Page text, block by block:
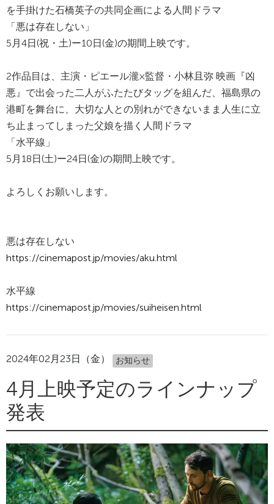
を手掛けた石橋英子の共同企画による人間ドラマ
「悪は存在しない」
5月4日(祝・土)ー10日(金)の期間上映です。
2作品目は、主演・ピエール瀧×監督・小林且弥 映画『凶
悪』で出会った二人がふたたびタッグを組んだ、福島県の
港町を舞台に、大切な人との別れができないまま人生に立
ち止まってしまった父娘を描く人間ドラマ
「水平線」
5月18日(土)ー24日(金)の期間上映です。
よろしくお願いします。
悪は存在しない
https://cinemapost.jp/movies/aku.html
水平線
https://cinemapost.jp/movies/suiheisen.html
2024年02月23日（金） お知らせ
4月上映予定のラインナップ
発表